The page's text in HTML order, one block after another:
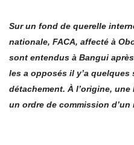
Sur un fond de querelle
nationale, FACA, affecté à
sont entendus à Bangui
les a opposés il y’a
détachement. À l’origine,
un ordre de commission d’un